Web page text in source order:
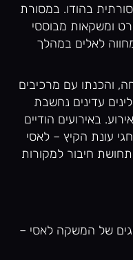
בהודו. במסורת
ומשקאות מבוססי
לאלים במהלך
והכנתו עם מרכיבים
עדינים נחשבת
באירועים הודיים
עונת הקיץ – לאסי
חיבור למקורות
של המשקה לאסי –